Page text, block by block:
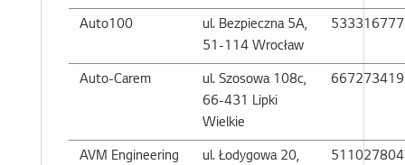
Auto100
ul. Bezpieczna 5A,
51-114 Wrocław
533316777
Auto-Carem
ul. Szosowa 108c,
66-431 Lipki
Wielkie
667273419
AVM Engineering
ul. Łodygowa 20,
511027804